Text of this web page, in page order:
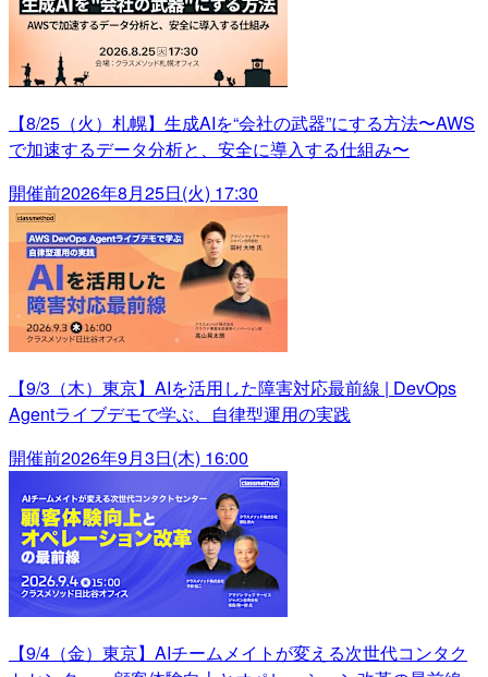
【8/25（火）札幌】生成AIを“会社の武器”にする方法〜AWS
で加速するデータ分析と、安全に導入する仕組み〜
開催前2026年8月25日(火) 17:30
【9/3（木）東京】AIを活用した障害対応最前線 | DevOps
Agentライブデモで学ぶ、自律型運用の実践
開催前2026年9月3日(木) 16:00
【9/4（金）東京】AIチームメイトが変える次世代コンタク